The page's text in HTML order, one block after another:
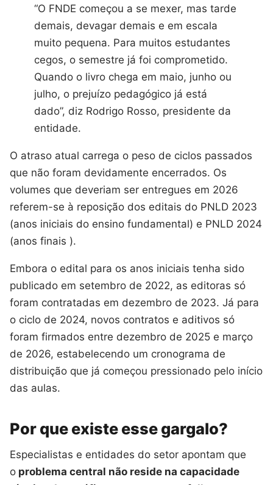
“O FNDE começou a se mexer, mas tarde
demais, devagar demais e em escala
muito pequena. Para muitos estudantes
cegos, o semestre já foi comprometido.
Quando o livro chega em maio, junho ou
julho, o prejuízo pedagógico já está
dado”, diz Rodrigo Rosso, presidente da
entidade.
O atraso atual carrega o peso de ciclos passados
que não foram devidamente encerrados. Os
volumes que deveriam ser entregues em 2026
referem-se à reposição dos editais do PNLD 2023
(anos iniciais do ensino fundamental) e PNLD 2024
(anos finais ).
Embora o edital para os anos iniciais tenha sido
publicado em setembro de 2022, as editoras só
foram contratadas em dezembro de 2023. Já para
o ciclo de 2024, novos contratos e aditivos só
foram firmados entre dezembro de 2025 e março
de 2026, estabelecendo um cronograma de
distribuição que já começou pressionado pelo início
das aulas.
Por que existe esse gargalo?
Especialistas e entidades do setor apontam que
o problema central não reside na capacidade